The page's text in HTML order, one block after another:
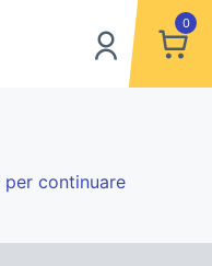
0
per continuare